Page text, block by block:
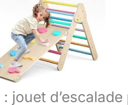
jouet d’escalade